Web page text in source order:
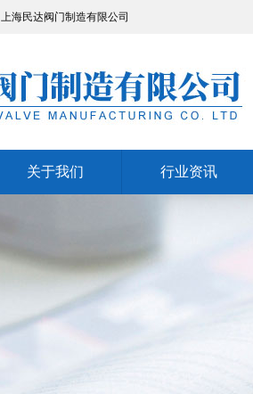
上海民达阀门制造有限公司
关于我们
行业资讯
行业资讯